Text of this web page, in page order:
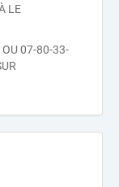
LE
07-80-33-